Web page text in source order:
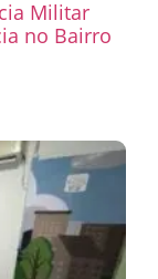
Militar
no Bairro